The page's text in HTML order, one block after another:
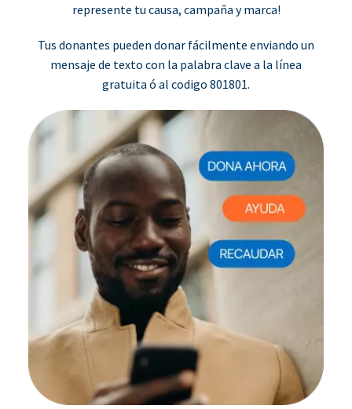
represente tu causa, campaña y marca!
Tus donantes pueden donar fácilmente enviando un
mensaje de texto con la palabra clave a la línea
gratuita ó al codigo 801801.